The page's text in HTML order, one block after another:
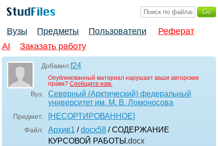
Вузы Предметы Пользователи
Реферат
AI
Заказать работу
Добавил:f24
Опубликованный материал нарушает ваши авторские
права? Сообщите нам.
Вуз:
Северный (Арктический) федеральный
университет им. М. В. Ломоносова
Предмет: [НЕСОРТИРОВАННОЕ]
Файл: Архив1 /docx58 / СОДЕРЖАНИЕ
КУРСОВОЙ РАБОТЫ .docx